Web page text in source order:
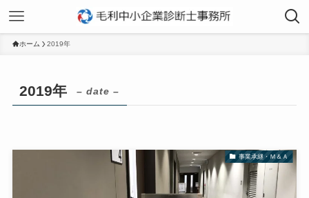
ホーム 2019年
2019年 – date –
事業承継・Ｍ＆Ａ